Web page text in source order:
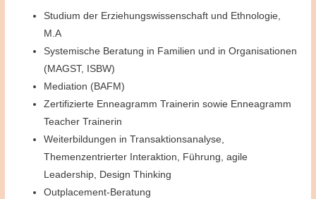
Studium der Erziehungswissenschaft und Ethnologie,
M.A
Systemische Beratung in Familien und in Organisationen
(MAGST, ISBW)
Mediation (BAFM)
Zertifizierte Enneagramm Trainerin sowie Enneagramm
Teacher Trainerin
Weiterbildungen in Transaktionsanalyse,
Themenzentrierter Interaktion, Führung, agile
Leadership, Design Thinking
Outplacement-Beratung